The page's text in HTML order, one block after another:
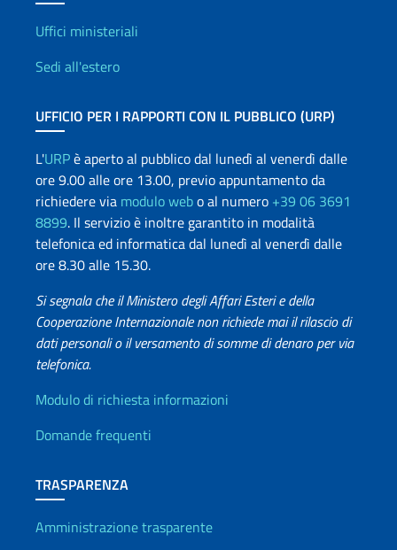
Uffici e Rete diplomatica
Uffici ministeriali
Sedi all'estero
UFFICIO PER I RAPPORTI CON IL PUBBLICO (URP)
L'URPè aperto al pubblico dal lunedì al venerdì dalle
ore 9.00 alle ore 13.00, previo appuntamento da
richiedere via modulo webo al numero +39 06 3691
8899. Il servizio è inoltre garantito in modalità
telefonica ed informatica dal lunedì al venerdì dalle
ore 8.30 alle 15.30.
Si segnala che il Ministero degli Affari Esteri e della
Cooperazione Internazionale non richiede mai il rilascio di
dati personali o il versamento di somme di denaro per via
telefonica.
Info utili
Modulo di richiesta informazioni
Domande frequenti
TRASPARENZA
Amministrazione trasparente